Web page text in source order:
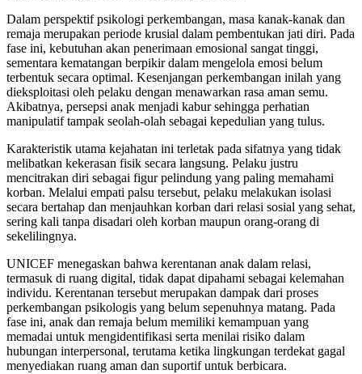
Dalam perspektif psikologi perkembangan, masa kanak-kanak dan
remaja merupakan periode krusial dalam pembentukan jati diri. Pada
fase ini, kebutuhan akan penerimaan emosional sangat tinggi,
sementara kematangan berpikir dalam mengelola emosi belum
terbentuk secara optimal. Kesenjangan perkembangan inilah yang
dieksploitasi oleh pelaku dengan menawarkan rasa aman semu.
Akibatnya, persepsi anak menjadi kabur sehingga perhatian
manipulatif tampak seolah-olah sebagai kepedulian yang tulus.
Karakteristik utama kejahatan ini terletak pada sifatnya yang tidak
melibatkan kekerasan fisik secara langsung. Pelaku justru
mencitrakan diri sebagai figur pelindung yang paling memahami
korban. Melalui empati palsu tersebut, pelaku melakukan isolasi
secara bertahap dan menjauhkan korban dari relasi sosial yang sehat,
sering kali tanpa disadari oleh korban maupun orang-orang di
sekelilingnya.
UNICEF menegaskan bahwa kerentanan anak dalam relasi,
termasuk di ruang digital, tidak dapat dipahami sebagai kelemahan
individu. Kerentanan tersebut merupakan dampak dari proses
perkembangan psikologis yang belum sepenuhnya matang. Pada
fase ini, anak dan remaja belum memiliki kemampuan yang
memadai untuk mengidentifikasi serta menilai risiko dalam
hubungan interpersonal, terutama ketika lingkungan terdekat gagal
menyediakan ruang aman dan suportif untuk berbicara.